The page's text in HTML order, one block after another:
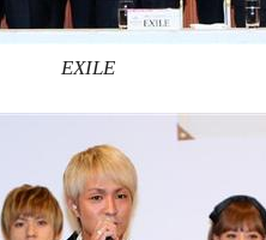
EXILE